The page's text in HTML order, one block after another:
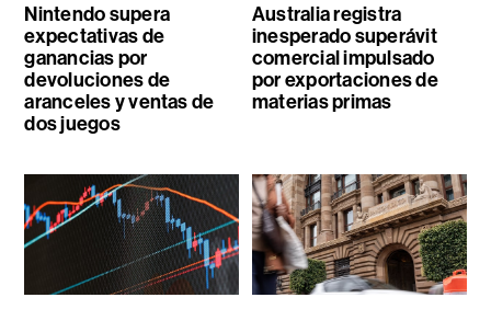
Nintendo supera
expectativas de
ganancias por
devoluciones de
aranceles y ventas de
dos juegos
Australia registra
inesperado superávit
comercial impulsado
por exportaciones de
materias primas